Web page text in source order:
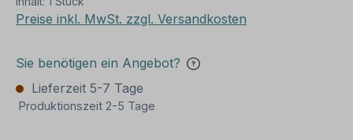
Preise inkl. MwSt. zzgl. Versandkosten
Sie benötigen ein Angebot?
Lieferzeit 5-7 Tage
Produktionszeit 2-5 Tage